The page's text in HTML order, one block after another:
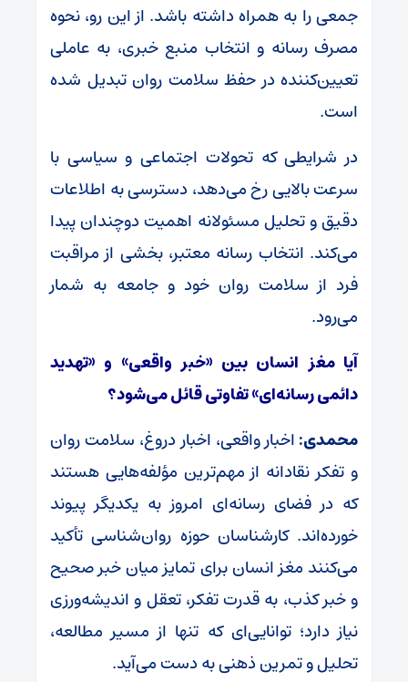
جمعی را به همراه داشته باشد. از این رو، نحوه
مصرف رسانه و انتخاب منبع خبری، به عاملی
تعیین‌کننده در حفظ سلامت روان تبدیل شده
است.
در شرایطی که تحولات اجتماعی و سیاسی با
سرعت بالایی رخ می‌دهد، دسترسی به اطلاعات
دقیق و تحلیل مسئولانه اهمیت دوچندان پیدا
می‌کند. انتخاب رسانه معتبر، بخشی از مراقبت
فرد از سلامت روان خود و جامعه به شمار
می‌رود.
آیا مغز انسان بین «خبر واقعی» و «تهدید
دائمی رسانه‌ای» تفاوتی قائل می‌شود؟
محمدی:اخبار واقعی، اخبار دروغ، سلامت روان
و تفکر نقادانه از مهم‌ترین مؤلفه‌هایی هستند
که در فضای رسانه‌ای امروز به یکدیگر پیوند
خورده‌اند. کارشناسان حوزه روان‌شناسی تأکید
می‌کنند مغز انسان برای تمایز میان خبر صحیح
و خبر کذب، به قدرت تفکر، تعقل و اندیشه‌ورزی
نیاز دارد؛ توانایی‌ای که تنها از مسیر مطالعه،
تحلیل و تمرین ذهنی به دست می‌آید.